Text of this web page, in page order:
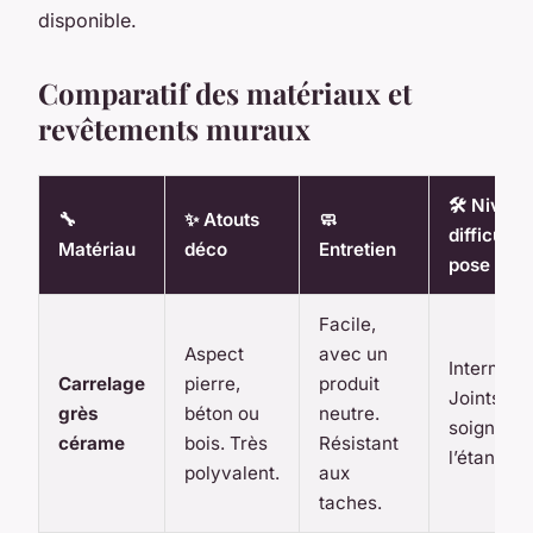
disponible.
Comparatif des matériaux et
revêtements muraux
🔧
Matériau
✨ Atouts
déco
🧼
Entretien
🛠️
difficulté
pose
Carrelage
grès
cérame
Aspect
pierre,
béton ou
bois. Très
polyvalent.
Facile,
avec un
produit
neutre.
Résistant
aux
taches.
Joints à
soigner